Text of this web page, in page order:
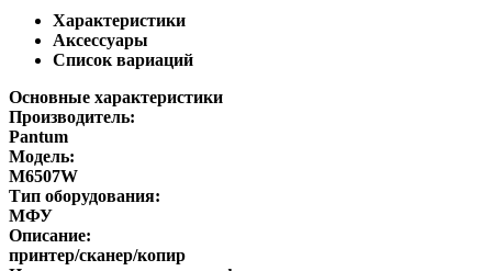
Характеристики
Аксессуары
Список вариаций
Основные характеристики
Производитель:
Pantum
Модель:
M6507W
Тип оборудования:
МФУ
Описание:
принтер/сканер/копир